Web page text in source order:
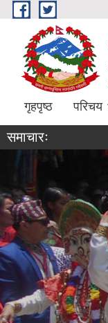
Skip to main content
गृहपृष्ठ परिचय
समाचारः